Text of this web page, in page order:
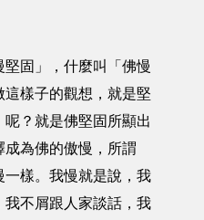
固」，什麼叫「佛慢
樣子的觀想，就是堅
？就是佛堅固所顯出
為佛的傲慢，所謂
一樣。我慢就是說，我
不屑跟人家談話，我